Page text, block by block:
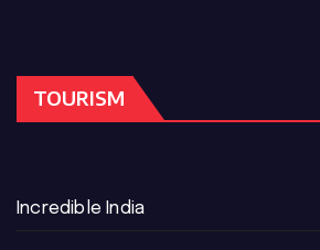
TOURISM
Incredible India